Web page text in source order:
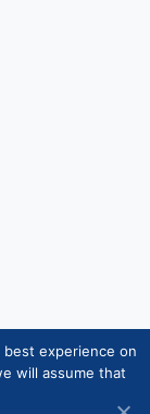
2026 |experience on
will assume that